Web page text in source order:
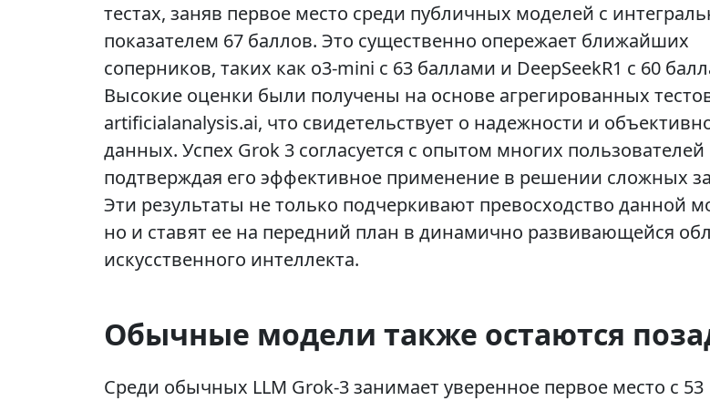
тестах, заняв первое место среди публичных моделей с
показателем 67 баллов. Это существенно опережает ближайших
соперников, таких как o3-mini с 63 баллами и DeepSeekR1 с 60
Высокие оценки были получены на основе агрегированных
artificialanalysis.ai, что свидетельствует о надежности и
данных. Успех Grok 3 согласуется с опытом многих пользователей
подтверждая его эффективное применение в решении сложных
Эти результаты не только подчеркивают превосходство данной
но и ставят ее на передний план в динамично развивающейся
искусственного интеллекта.
Обычные модели также остаются
Среди обычных LLM Grok-3 занимает уверенное первое место с 53